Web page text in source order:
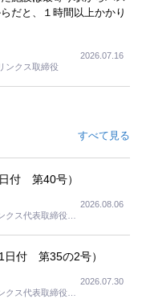
だと、１時間以上かかり
その施設を選択したので
。シニアの住まい選び
の便も考えない外池ない
ンクス取締役
2026.07.16
すべて見る
付 第40号）
ス代表取締役社
2026.08.06
日付 第35の2号）
ス代表取締役社
2026.07.30